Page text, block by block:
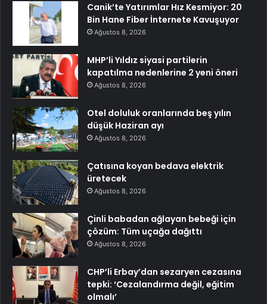
Canik’te Yatırımlar Hız Kesmiyor: 20
Bin Hane Fiber İnternete Kavuşuyor
Ağustos 8, 2026
MHP’li Yıldız siyasi partilerin
kapatılma nedenlerine 2 yeni öneri
Ağustos 8, 2026
Otel doluluk oranlarında beş yılın
düşük Haziran ayı
Ağustos 8, 2026
Çatısına koyan bedava elektrik
üretecek
Ağustos 8, 2026
Çinli babadan ağlayan bebeği için
çözüm: Tüm uçağa dağıttı
Ağustos 8, 2026
CHP’li Erbay’dan sezaryen cezasına
tepki: ‘Cezalandırma değil, eğitim
olmalı’